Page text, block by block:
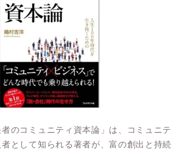
のコミュニティ資本論」は、コミュニテ
として知られる著者が、富の創出と持続